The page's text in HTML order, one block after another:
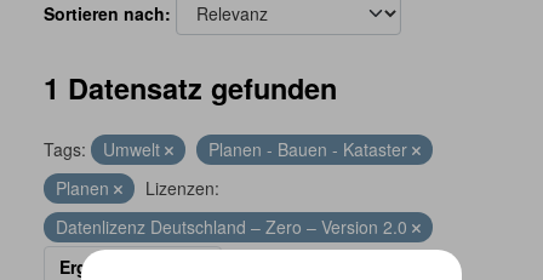
Sortieren nach
1 Datensatz gefunden
Tags: Umwelt
Planen - Bauen - Kataster
Planen
Lizenzen:
Datenlizenz Deutschland – Zero – Version 2.0
Ergebnisse filtern